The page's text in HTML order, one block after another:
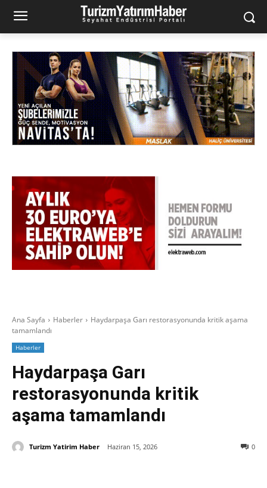
Ana Sayfa Haberler
Haydarpaşa Garı restorasyonunda kritik aşama
tamamlandı
Haberler
Haydarpaşa Garı
restorasyonunda kritik
aşama tamamlandı
0
Turizm Yatirim Haber Haziran 15, 2026